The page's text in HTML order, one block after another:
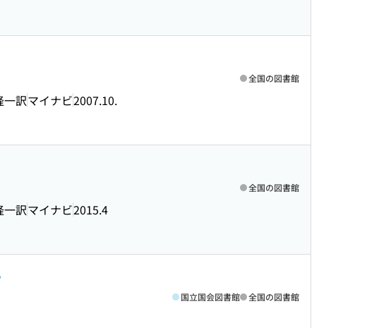
一訳マイナビ2007.10.
全国の図書館
一訳マイナビ2015.4
全国の図書館
国立国会図書館 全国の図書館